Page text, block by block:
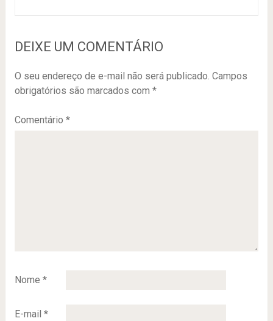
DEIXE UM COMENTÁRIO
O seu endereço de e-mail não será publicado. Campos
obrigatórios são marcados com *
Comentário *
Nome *
E-mail *